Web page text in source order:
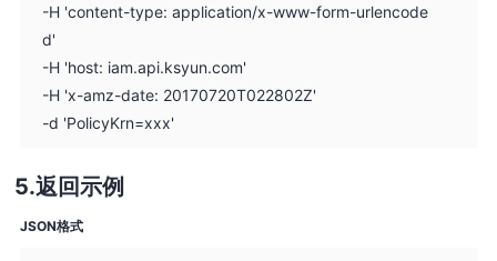
-H 'content-type: application/x-www-form-urlencode
d'
-H 'host: iam.api.ksyun.com'
-H 'x-amz-date: 20170720T022802Z'
-d 'PolicyKrn=xxx'
返回示例
JSON格式